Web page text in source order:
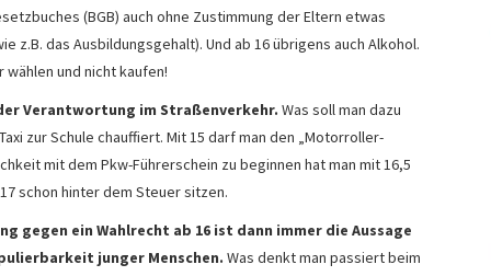
(BGB) auch ohne Zustimmung der Eltern etwas
z.B. das Ausbildungsgehalt). Und ab 16 übrigens auch Alkohol.
wählen und nicht kaufen!
Verantwortung im Straßenverkehr. Was soll man dazu
zur Schule chauffiert. Mit 15 darf man den „Motorroller-
mit dem Pkw-Führerschein zu beginnen hat man mit 16,5
schon hinter dem Steuer sitzen.
gegen ein Wahlrecht ab 16 ist dann immer die Aussage
junger Menschen. Was denkt man passiert beim